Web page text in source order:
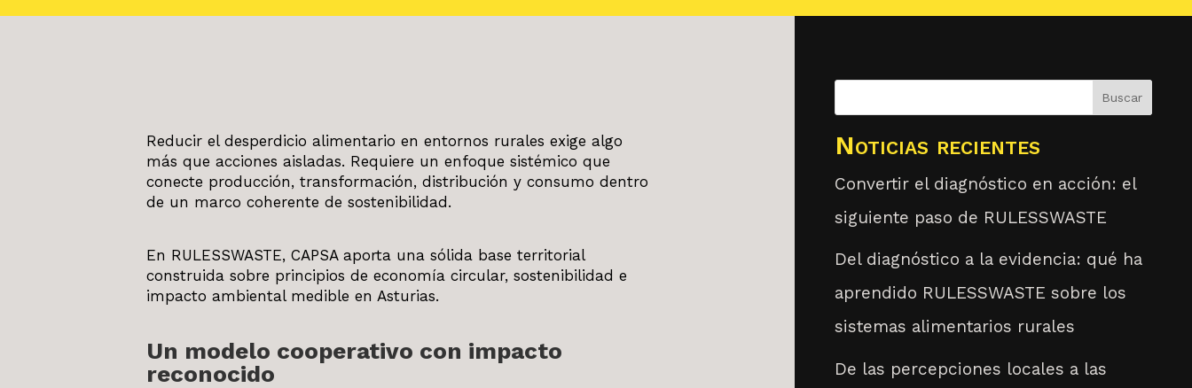
Reducir el desperdicio alimentario en entornos rurales exige algo
más que acciones aisladas. Requiere un enfoque sistémico que
conecte producción, transformación, distribución y consumo dentro
de un marco coherente de sostenibilidad.
En RULESSWASTE, CAPSA aporta una sólida base territorial
construida sobre principios de economía circular, sostenibilidad e
impacto ambiental medible en Asturias.
Un modelo cooperativo con impacto
reconocido
Buscar
Noticias recientes
Convertir el diagnóstico en acción: el
siguiente paso de RULESSWASTE
Del diagnóstico a la evidencia: qué ha
aprendido RULESSWASTE sobre los
sistemas alimentarios rurales
De las percepciones locales a las